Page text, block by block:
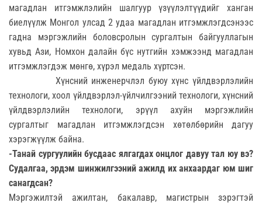
магадлан итгэмжлэлийн шалгуур үзүүлэлтүүдийг ханган
биелүүлж Монгол улсад 2 удаа магадлан итгэмжлэгдсэнээс
гадна мэргэжлийн боловсролын сургалтын байгууллагын
хувьд Ази, Номхон далайн бүс нутгийн хэмжээнд магадлан
итгэмжлэгдэж мөнгө, хүрэл медаль хүртсэн.
Хүнсний инженерчлэл буюу хүнс үйлдвэрлэлийн
технологи, хоол үйлдвэрлэл-үйлчилгээний технологи, хүнсний
үйлдвэрлэлийн технологи, эрүүл ахуйн мэргэжлийн
сургалтыг магадлан итгэмжлэгдсэн хөтөлбөрийн дагуу
хэрэгжүүлж байна.
-Танай сургуулийн бусдаас ялгагдах онцлог давуу тал юу вэ?
Судалгаа, эрдэм шинжилгээний ажилд их анхаардаг юм шиг
санагдсан?
Мэргэжилтэй ажилтан, бакалавр, магистрын зэрэгтэй